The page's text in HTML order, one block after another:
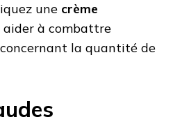
une crème
aider à combattre
la quantité de